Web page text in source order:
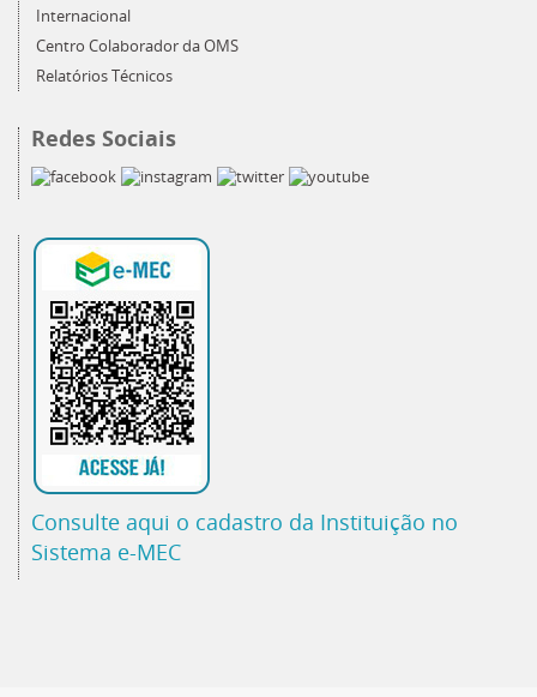
Internacional
Centro Colaborador da OMS
Relatórios Técnicos
Redes Sociais
Consulte aqui o cadastro da Instituição no
Sistema e-MEC